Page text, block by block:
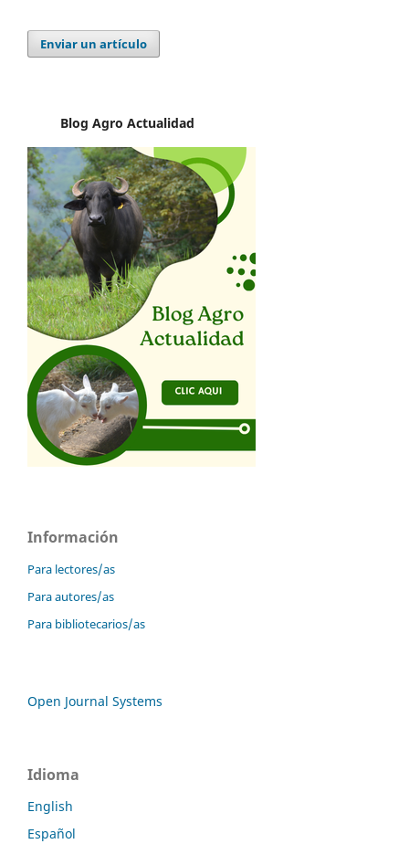
Enviar un artículo
Blog Agro Actualidad
Información
Para lectores/as
Para autores/as
Para bibliotecarios/as
Open Journal Systems
Idioma
English
Español